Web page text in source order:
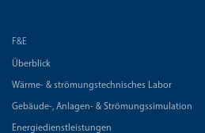
F&E
Überblick
Wärme- & strömungstechnisches Labor
Gebäude-, Anlagen- & Strömungssimulation
Energiedienstleistungen